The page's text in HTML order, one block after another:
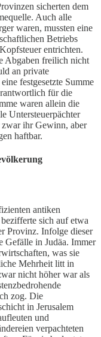
sicherten dem
Auch alle
waren, mussten eine
Betriebs
entrichten.
Abgaben freilich nicht
an private
festgesetzte Summe
für die
waren allein die
Untersteuerpächter
ihr Gewinn, aber
haftbar.
antiken
sich auf etwa
Provinz. Infolge dieser
Gefälle in Judäa. Immer
was sie
Mehrheit litt in
nicht höher war als
zog. Die
in Jerusalem
und
verpachteten